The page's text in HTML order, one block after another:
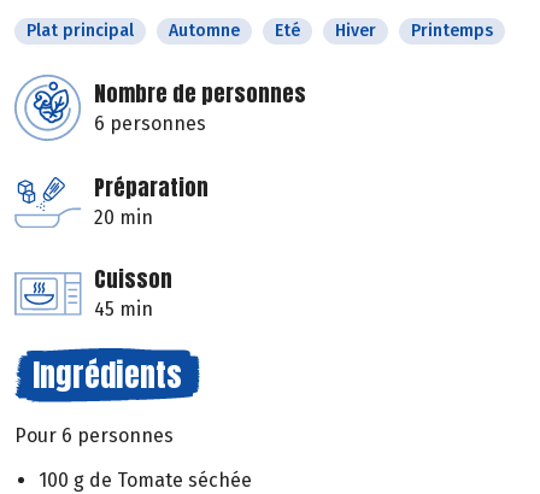
Plat principal Automne Eté Hiver Printemps
Nombre de personnes
6 personnes
Préparation
20 min
Cuisson
45 min
Ingrédients
Pour 6 personnes
100 g de Tomate séchée